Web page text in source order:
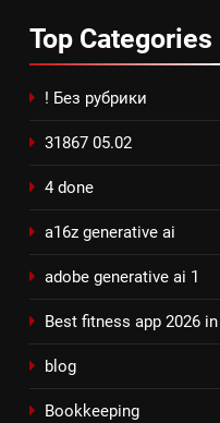
Top Categories
! Без рубрики
31867 05.02
4 done
a16z generative ai
adobe generative ai 1
Best fitness app 2026
blog
Bookkeeping